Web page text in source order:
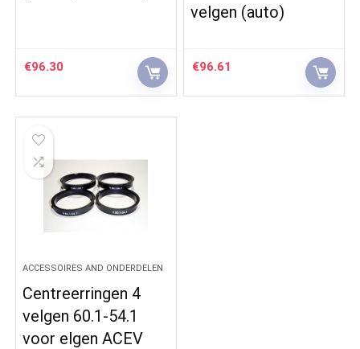
€96.30
velgen (auto)
€96.61
ACCESSOIRES AND ONDERDELEN
Centreerringen 4
velgen 60.1-54.1
voor elgen ACEV